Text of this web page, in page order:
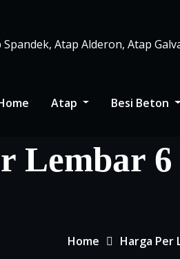
Atap Alderon, Atap
Atap Besi Beton
Lembar
Home Harga Per